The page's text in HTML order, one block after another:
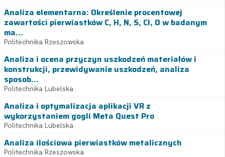
Analiza elementarna: Określenie procentowej
zawartości pierwiastków C, H, N, S, Cl, O w badanym
ma...
Politechnika Rzeszowska
Analiza i ocena przyczyn uszkodzeń materiałów i
konstrukcji, przewidywanie uszkodzeń, analiza
sposob...
Politechnika Lubelska
Analiza i optymalizacja aplikacji VR z
wykorzystaniem gogli Meta Quest Pro
Politechnika Lubelska
Analiza ilościowa pierwiastków metalicznych
Politechnika Rzeszowska